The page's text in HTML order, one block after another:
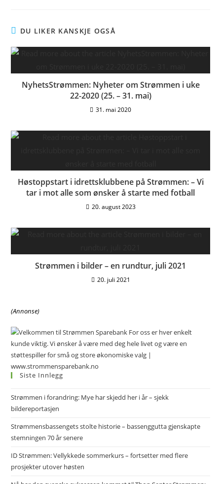
DU LIKER KANSKJE OGSÅ
NyhetsStrømmen: Nyheter om Strømmen i uke
22-2020 (25. – 31. mai)
31. mai 2020
Høstoppstart i idrettsklubbene på Strømmen: – Vi
tar i mot alle som ønsker å starte med fotball
20. august 2023
Strømmen i bilder – en rundtur, juli 2021
20. juli 2021
(Annonse)
Siste Innlegg
Strømmen i forandring: Mye har skjedd her i år – sjekk
bildereportasjen
Strømmensbassengets stolte historie – bassenggutta gjenskapte
stemningen 70 år senere
ID Strømmen: Vellykkede sommerkurs – fortsetter med flere
prosjekter utover høsten